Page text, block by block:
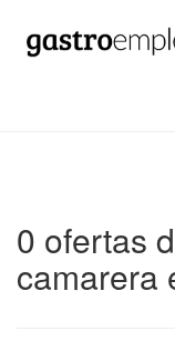
0 ofertas
camarera